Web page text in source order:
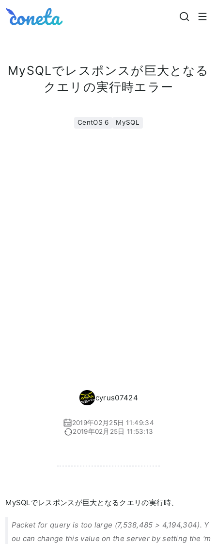
Coneta
MySQLでレスポンスが巨大となる
クエリの実行時エラー
CentOS 6 MySQL
cyrus07424
2019年02月25日 11:49:34
2019年02月25日 11:53:13
MySQLでレスポンスが巨大となるクエリの実行時、
Packet for query is too large (7,538,485 > 4,194,304). Y
ou can change this value on the server by setting the 'm